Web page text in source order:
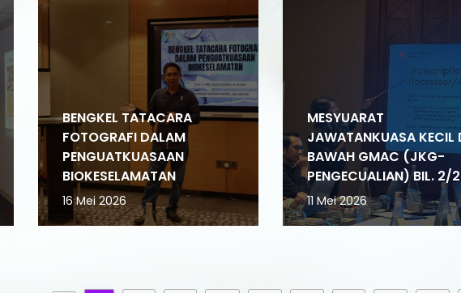
BENGKEL TATACARA
FOTOGRAFI DALAM
PENGUATKUASAAN
BIOKESELAMATAN
16 Mei 2026
MESYUARAT
JAWATANKUASA KECIL
BAWAH GMAC (JKG-
PENGECUALIAN) BIL. 2/
11 Mei 2026